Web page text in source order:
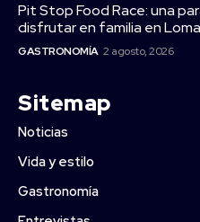
Pit Stop Food Race: una
disfrutar en familia en
GASTRONOMÍA 2 agosto, 2026
Sitemap
Noticias
Vida y estilo
Gastronomía